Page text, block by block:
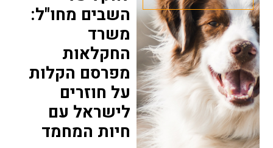
השבים מחו"ל:
משרד
החקלאות
מפרסם הקלות
על חוזרים
לישראל עם
חיות המחמד